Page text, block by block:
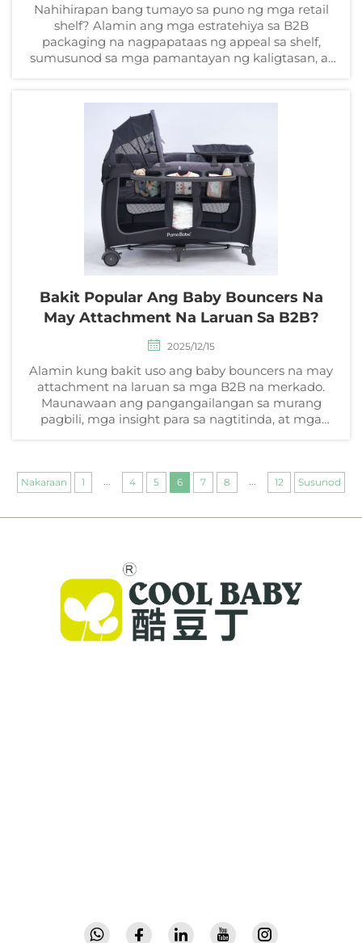
Nahihirapan bang tumayo sa puno ng mga retail
shelf? Alamin ang mga estratehiya sa B2B
packaging na nagpapataas ng appeal sa shelf,
sumusunod sa mga pamantayan ng kaligtasan, at
Bakit Popular Ang Baby Bouncers Na
May Attachment Na Laruan Sa B2B?
2025/12/15
Alamin kung bakit uso ang baby bouncers na may
attachment na laruan sa mga B2B na merkado.
Maunawaan ang pangangailangan sa murang
pagbili, mga insight para sa nagtitinda, at mga
Nakaraan 1 ... 4 5 6 7 8 ... 12 Susunod